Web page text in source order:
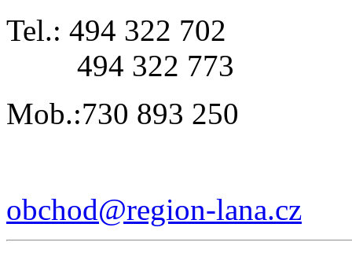
Tel.: 494 322 702
494 322 773
Mob.:730 893 250
obchod@region-lana.cz